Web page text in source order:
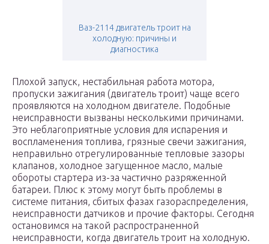
Ваз-2114 двигатель троит на
холодную: причины и
диагностика
Плохой запуск, нестабильная работа мотора,
пропуски зажигания (двигатель троит) чаще всего
проявляются на холодном двигателе. Подобные
неисправности вызваны несколькими причинами.
Это неблагоприятные условия для испарения и
воспламенения топлива, грязные свечи зажигания,
неправильно отрегулированные тепловые зазоры
клапанов, холодное загущенное масло, малые
обороты стартера из-за частично разряженной
батареи. Плюс к этому могут быть проблемы в
системе питания, сбитых фазах газораспределения,
неисправности датчиков и прочие факторы. Сегодня
остановимся на такой распространенной
неисправности, когда двигатель троит на холодную.